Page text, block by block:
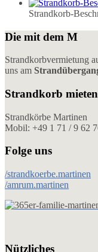
Strandkorb-
Die mit dem M
Strandkorbvermietung
uns am
Strandkorb
Strandkörbe Martinen
Mobil: +49 1 71 / 9 62
Folge uns
/strandkoerbe.martinen
/amrum.martinen
Nützliches